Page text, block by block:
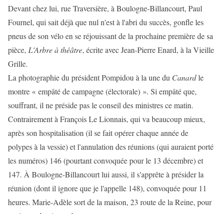
Devant chez lui, rue Traversière, à Boulogne-Billancourt, Paul
Fournel, qui sait déjà que nul n'est à l'abri du succès, gonfle les
pneus de son vélo en se réjouissant de la prochaine première de sa
pièce, L'Arbre à théâtre, écrite avec Jean-Pierre Enard, à la Vieille
Grille.
La photographie du président Pompidou à la une du Canardle
montre « empâté de campagne (électorale) ». Si empâté que,
souffrant, il ne préside pas le conseil des ministres ce matin.
Contrairement à François Le Lionnais, qui va beaucoup mieux,
après son hospitalisation (il se fait opérer chaque année de
polypes à la vessie) et l'annulation des réunions (qui auraient porté
les numéros) 146 (pourtant convoquée pour le 13 décembre) et
147. À Boulogne-Billancourt lui aussi, il s'apprête à présider la
réunion (dont il ignore que je l'appelle 148), convoquée pour 11
heures. Marie-Adèle sort de la maison, 23 route de la Reine, pour